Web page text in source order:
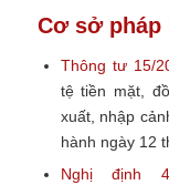
Cơ sở pháp
Thông tư 15/
tệ tiền mặt,
xuất, nhập
hành ngày 12
Nghị định